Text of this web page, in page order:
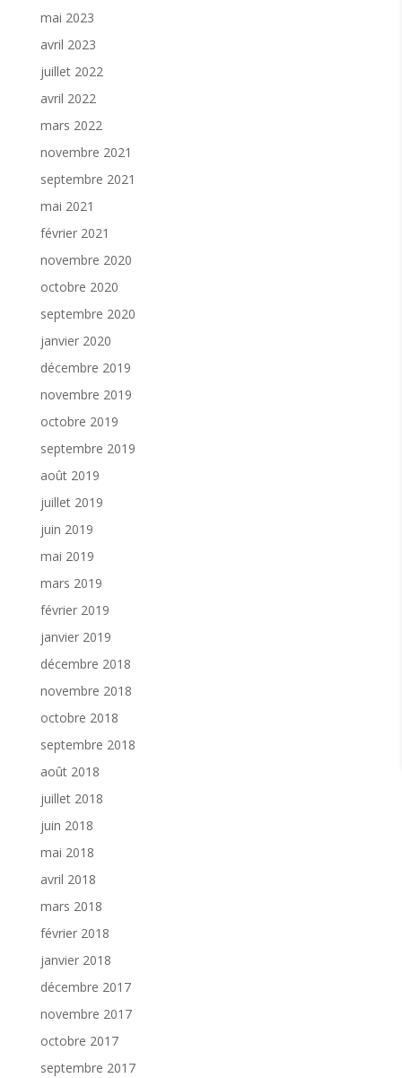
mai 2023
avril 2023
juillet 2022
avril 2022
mars 2022
novembre 2021
septembre 2021
mai 2021
février 2021
novembre 2020
octobre 2020
septembre 2020
janvier 2020
décembre 2019
novembre 2019
octobre 2019
septembre 2019
août 2019
juillet 2019
juin 2019
mai 2019
mars 2019
février 2019
janvier 2019
décembre 2018
novembre 2018
octobre 2018
septembre 2018
août 2018
juillet 2018
juin 2018
mai 2018
avril 2018
mars 2018
février 2018
janvier 2018
décembre 2017
novembre 2017
octobre 2017
septembre 2017